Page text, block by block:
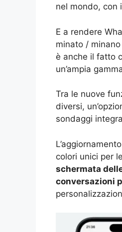
nel mondo, con
E a rendere
minato /
è anche il fatto
un’ampia
Tra le nuove
diversi,
sondaggi
colori unici per
schermata
conversazioni